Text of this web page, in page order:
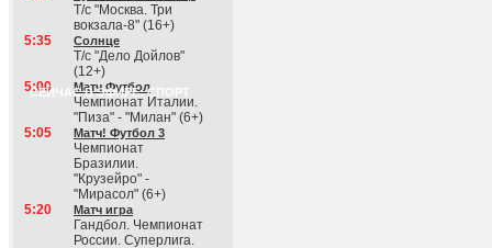
Т/с "Москва. Три
вокзала-8" (16+)
5:35
Солнце
Т/с "Дело Дойлов"
(12+)
СЕЙЧАС В ЭФИРЕ: СПОРТ
5:00 Матч Футбол
Чемпионат Италии.
"Пиза" - "Милан" (6+)
5:05
Матч! Футбол 3
Чемпионат
Бразилии.
"Крузейро" -
"Мирасол" (6+)
5:20
Матч игра
Гандбол. Чемпионат
России. Суперлига.